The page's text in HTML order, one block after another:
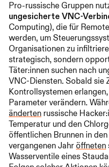
Pro-russische Gruppen
ungesicherte VNC-
Computing), die für
werden, um
Organisationen zu
strategisch, sondern
Täter:innen suchen nach
VNC-Diensten. Sobald sie
Kontrollsystemen
Parameter verändern.
änderten russische
Temperatur und den
öffentlichen Brunnen in
vergangenen Jahröffneten
Wasserventile eines